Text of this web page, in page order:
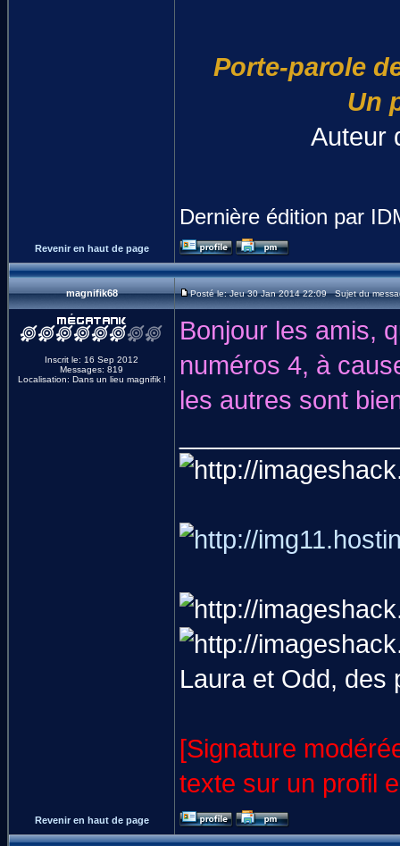
Porte-parole
Un
Auteur
Dernière édition par
Revenir en haut de page
magnifik68 Posté le: Jeu 30 Jan 2014 22:09 Sujet du
Inscrit le: 16 Sep 2012
Messages: 819
Localisation: Dans un lieu magnifik !
Bonjour les amis,
numéros 4, à
les autres sont
Laura et Odd, des
[Signature
texte sur un profil
Revenir en haut de page